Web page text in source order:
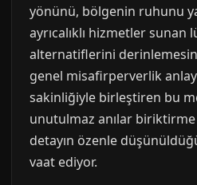
yönünü, bölgenin ruhunu
ayrıcalıklı hizmetler sunan
alternatiflerini
genel misafirperverlik
sakinliğiyle birleştiren bu
unutulmaz anılar
detayın özenle
vaat ediyor.